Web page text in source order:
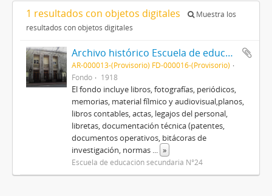
1 resultados con objetos digitales
Muestra los
resultados con objetos digitales
Archivo histórico Escuela de educación secundaria N°24 "Ex Nacional de comercio N°1"
AR-000013-(Provisorio) FD-000016-(Provisorio)
Fondo
1918
El fondo incluye libros, fotografías, periódicos,
memorias, material fílmico y audiovisual,planos,
libros contables, actas, legajos del personal,
libretas, documentación técnica (patentes,
documentos operativos, bitácoras de
investigación, normas ... »
Escuela de educación secundaria N°24